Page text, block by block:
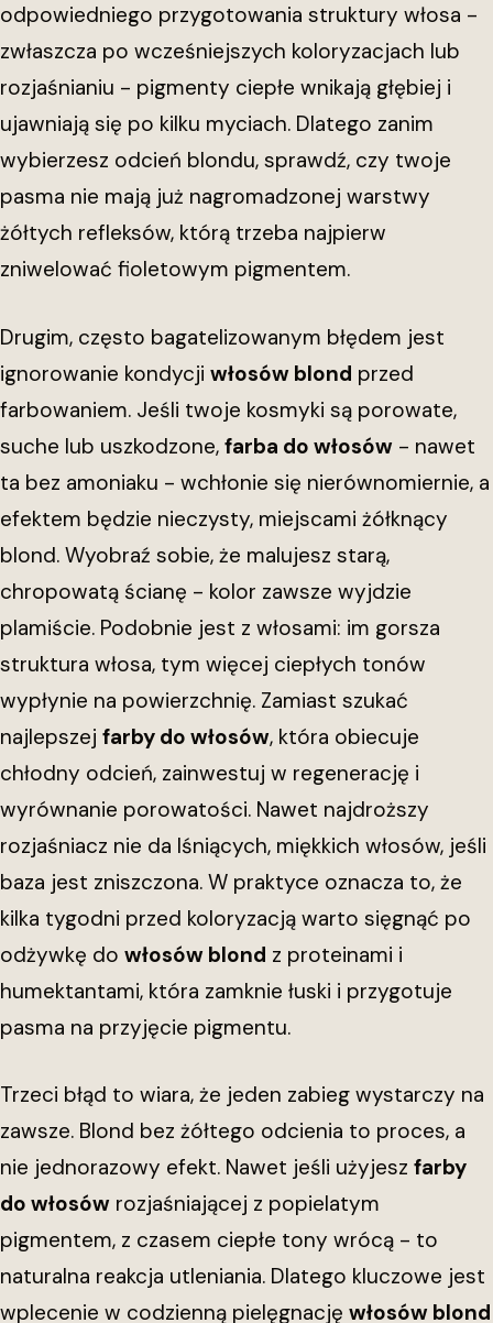
odpowiedniego przygotowania struktury włosa -
zwłaszcza po wcześniejszych koloryzacjach lub
rozjaśnianiu - pigmenty ciepłe wnikają głębiej i
ujawniają się po kilku myciach. Dlatego zanim
wybierzesz odcień blondu, sprawdź, czy twoje
pasma nie mają już nagromadzonej warstwy
żółtych refleksów, którą trzeba najpierw
zniwelować fioletowym pigmentem.
Drugim, często bagatelizowanym błędem jest
ignorowanie kondycji włosów blond przed
farbowaniem. Jeśli twoje kosmyki są porowate,
suche lub uszkodzone, farba do włosów - nawet
ta bez amoniaku - wchłonie się nierównomiernie, a
efektem będzie nieczysty, miejscami żółknący
blond. Wyobraź sobie, że malujesz starą,
chropowatą ścianę - kolor zawsze wyjdzie
plamiście. Podobnie jest z włosami: im gorsza
struktura włosa, tym więcej ciepłych tonów
wypłynie na powierzchnię. Zamiast szukać
najlepszej farby do włosów, która obiecuje
chłodny odcień, zainwestuj w regenerację i
wyrównanie porowatości. Nawet najdroższy
rozjaśniacz nie da lśniących, miękkich włosów, jeśli
baza jest zniszczona. W praktyce oznacza to, że
kilka tygodni przed koloryzacją warto sięgnąć po
odżywkę do włosów blond z proteinami i
humektantami, która zamknie łuski i przygotuje
pasma na przyjęcie pigmentu.
Trzeci błąd to wiara, że jeden zabieg wystarczy na
zawsze. Blond bez żółtego odcienia to proces, a
nie jednorazowy efekt. Nawet jeśli użyjesz farby
do włosów rozjaśniającej z popielatym
pigmentem, z czasem ciepłe tony wrócą - to
naturalna reakcja utleniania. Dlatego kluczowe jest
wplecenie w codzienną pielęgnację włosów blond